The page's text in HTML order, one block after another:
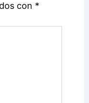
con *